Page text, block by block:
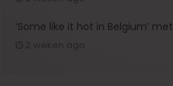
‘Some like it hot in Belgium’
2 weken ago